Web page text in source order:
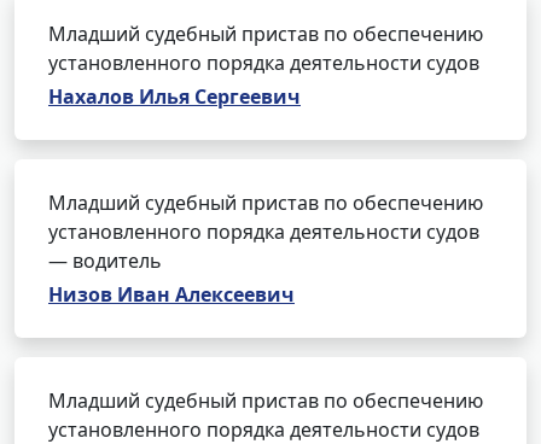
Младший судебный пристав по обеспечению
установленного порядка деятельности судов
Нахалов Илья Сергеевич
Младший судебный пристав по обеспечению
установленного порядка деятельности судов
— водитель
Низов Иван Алексеевич
Младший судебный пристав по обеспечению
установленного порядка деятельности судов